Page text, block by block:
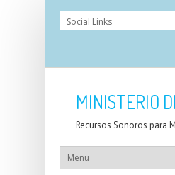
MINISTERIO
Recursos Sonoros para